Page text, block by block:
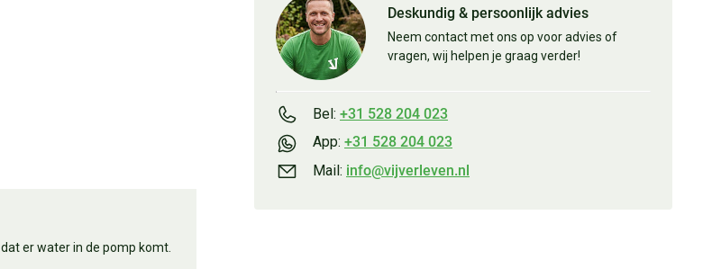
Deskundig & persoonlijk advies
Neem contact met ons op voor advies of
vragen, wij helpen je graag verder!
Bel: +31 528 204 023
App: +31 528 204 023
Mail: info@vijverleven.nl
er water in de pomp komt.